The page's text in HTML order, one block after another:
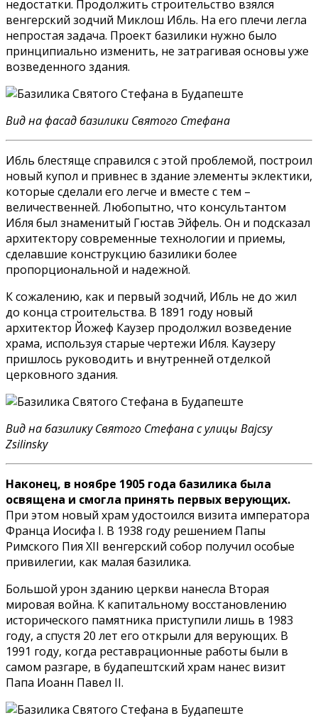
недостатки. Продолжить строительство взялся
венгерский зодчий Миклош Ибль. На его плечи легла
непростая задача. Проект базилики нужно было
принципиально изменить, не затрагивая основы уже
возведенного здания.
Вид на фасад базилики Святого Стефана
Ибль блестяще справился с этой проблемой, построил
новый купол и привнес в здание элементы эклектики,
которые сделали его легче и вместе с тем –
величественней. Любопытно, что консультантом
Ибля был знаменитый Гюстав Эйфель. Он и подсказал
архитектору современные технологии и приемы,
сделавшие конструкцию базилики более
пропорциональной и надежной.
К сожалению, как и первый зодчий, Ибль не до жил
до конца строительства. В 1891 году новый
архитектор Йожеф Каузер продолжил возведение
храма, используя старые чертежи Ибля. Каузеру
пришлось руководить и внутренней отделкой
церковного здания.
Вид на базилику Святого Стефана с улицы Bajcsy
Zsilinsky
Наконец, в ноябре 1905 года базилика была
освящена и смогла принять первых верующих.
При этом новый храм удостоился визита императора
Франца Иосифа I. В 1938 году решением Папы
Римского Пия XII венгерский собор получил особые
привилегии, как малая базилика.
Большой урон зданию церкви нанесла Вторая
мировая война. К капитальному восстановлению
исторического памятника приступили лишь в 1983
году, а спустя 20 лет его открыли для верующих. В
1991 году, когда реставрационные работы были в
самом разгаре, в будапештский храм нанес визит
Папа Иоанн Павел II.